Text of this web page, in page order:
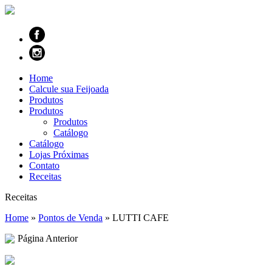
Home
Calcule sua Feijoada
Produtos
Produtos
Produtos
Catálogo
Catálogo
Lojas Próximas
Contato
Receitas
Receitas
Home » Pontos de Venda » LUTTI CAFE
Página Anterior